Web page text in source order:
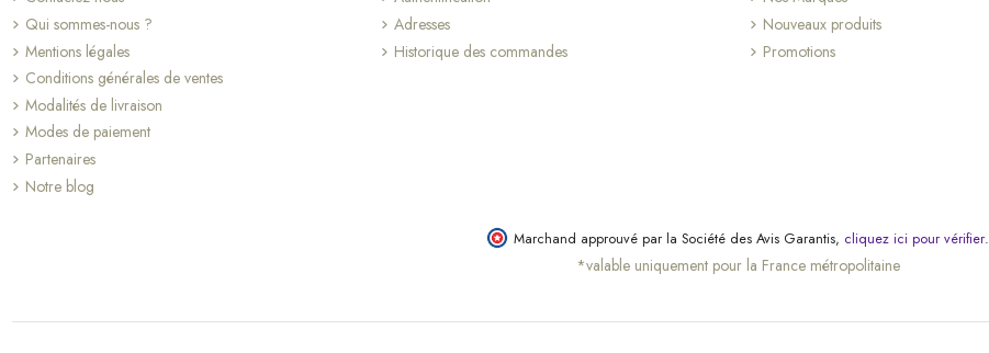
Qui sommes-nous ?
Mentions légales
Conditions générales de ventes
Modalités de livraison
Modes de paiement
Partenaires
Notre blog
Adresses
Historique des commandes
Nouveaux produits
Promotions
Marchand approuvé par la Société des Avis Garantis, cliquez ici pour vérifier.
*valable uniquement pour la France métropolitaine